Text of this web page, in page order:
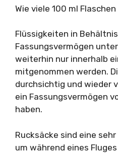
Wie viele 100 ml
Flüssigkeiten in
Fassungsvermögen
weiterhin nur innerhalb
mitgenommen werden.
durchsichtig und wieder
ein Fassungsvermögen
haben.
Rucksäcke sind eine
um während eines